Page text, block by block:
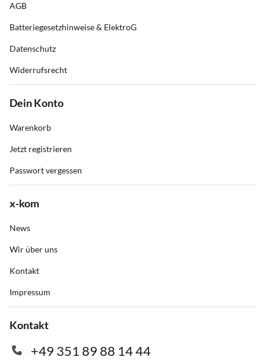
AGB
Batteriegesetzhinweise & ElektroG
Datenschutz
Widerrufsrecht
Dein Konto
Warenkorb
Jetzt registrieren
Passwort vergessen
x-kom
News
Wir über uns
Kontakt
Impressum
Kontakt
+49 351 89 88 14 44